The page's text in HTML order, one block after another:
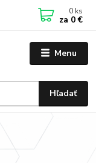
Menu
Hľadať
0 ks
za 0 €